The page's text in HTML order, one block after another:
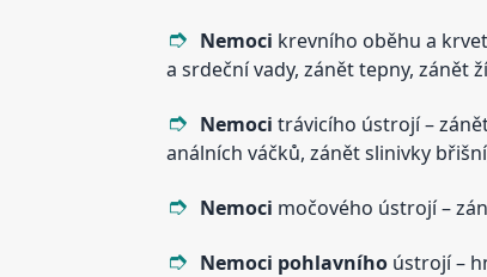
Nemoci krevního oběhu a
a srdeční vady, zánět tepny, zánět
Nemoci trávicího ústrojí –
análních váčků, zánět slinivky
Nemoci močového ústrojí –
Nemoci pohlavníhoústrojí –